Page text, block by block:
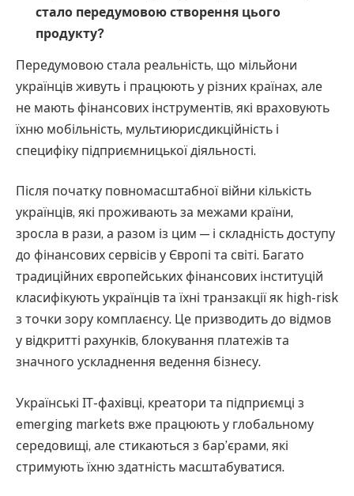
стало передумовою створення цього
продукту?
Передумовою стала реальність, що мільйони
українців живуть і працюють у різних країнах, але
не мають фінансових інструментів, які враховують
їхню мобільність, мультиюрисдикційність і
специфіку підприємницької діяльності.
Після початку повномасштабної війни кількість
українців, які проживають за межами країни,
зросла в рази, а разом із цим — і складність доступу
до фінансових сервісів у Європі та світі. Багато
традиційних європейських фінансових інституцій
класифікують українців та їхні транзакції як high-risk
з точки зору комплаєнсу. Це призводить до відмов
у відкритті рахунків, блокування платежів та
значного ускладнення ведення бізнесу.
Українські ІТ-фахівці, креатори та підприємці з
emerging markets вже працюють у глобальному
середовищі, але стикаються з бар’єрами, які
стримують їхню здатність масштабуватися.